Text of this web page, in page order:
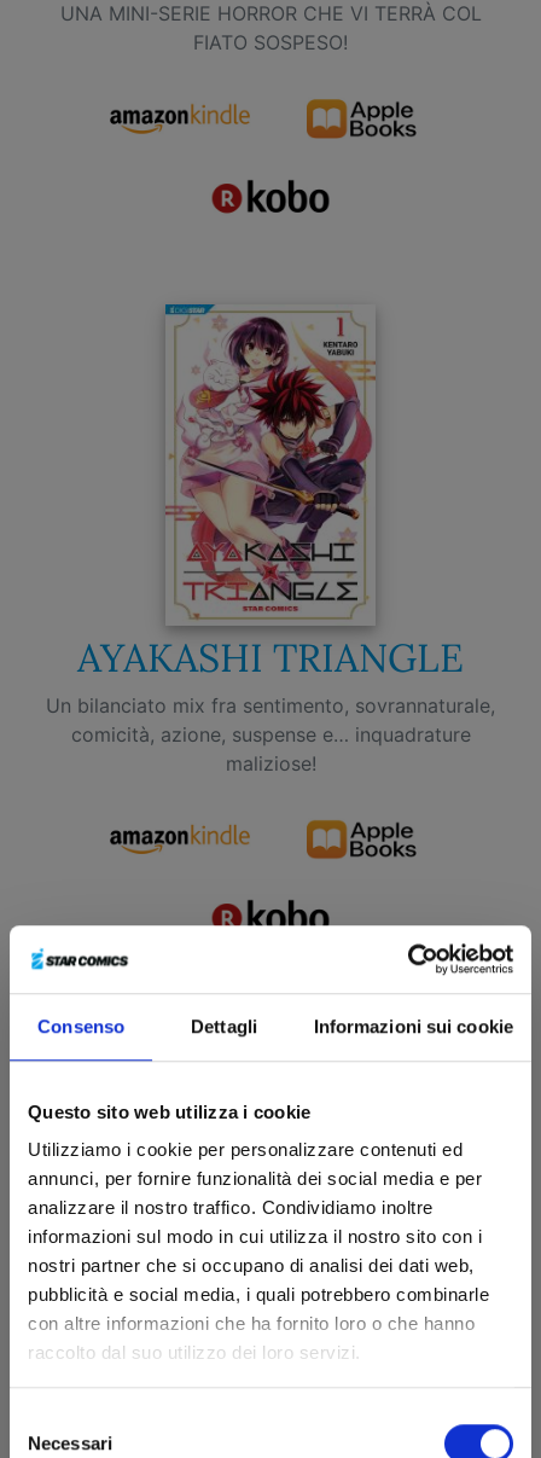
Consenso Dettagli Informazioni sui cookie
Questo sito web utilizza i cookie
Utilizziamo i cookie per personalizzare contenuti ed
annunci, per fornire funzionalità dei social media e per
analizzare il nostro traffico. Condividiamo inoltre
informazioni sul modo in cui utilizza il nostro sito con i
nostri partner che si occupano di analisi dei dati web,
pubblicità e social media, i quali potrebbero combinarle
con altre informazioni che ha fornito loro o che hanno
raccolto dal suo utilizzo dei loro servizi.
delNecessari
UNA MINI-SERIE HORROR CHE VI TERRÀ COL
FIATO SOSPESO!
AYAKASHI TRIANGLE
Un bilanciato mix fra sentimento, sovrannaturale,
comicità, azione, suspense e… inquadrature
maliziose!
BAKEMONOGATARI -